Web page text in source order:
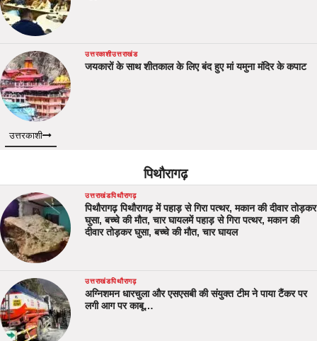
उत्तरकाशीउत्तराखंड
जयकारों के साथ शीतकाल के लिए बंद हुए मां यमुना मंदिर के कपाट
उत्तरकाशी
पिथौरागढ़
उत्तराखंडपिथौरागढ़
पिथौरागढ़ पिथौरागढ़ में पहाड़ से गिरा पत्थर, मकान की दीवार तोड़कर
घुसा, बच्चे की मौत, चार घायलमें पहाड़ से गिरा पत्थर, मकान की
दीवार तोड़कर घुसा, बच्चे की मौत, चार घायल
उत्तराखंडपिथौरागढ़
अग्निशमन धारचुला और एसएसबी की संयुक्त टीम ने पाया टैंकर पर
लगी आग पर काबू…